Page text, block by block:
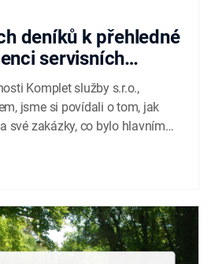
deníků k přehledné
servisních
Komplet služby s.r.o.,
jsme si povídali o tom, jak
své zakázky, co bylo hlavním
stavební deník Buldo.